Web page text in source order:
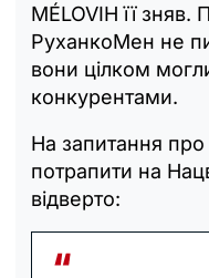
MÉLOVIН її зняв.
РуханкоМен не
вони цілком
конкурентами.
На запитання
потрапити на
відверто: